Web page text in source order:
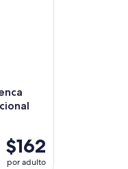
$162
por adulto